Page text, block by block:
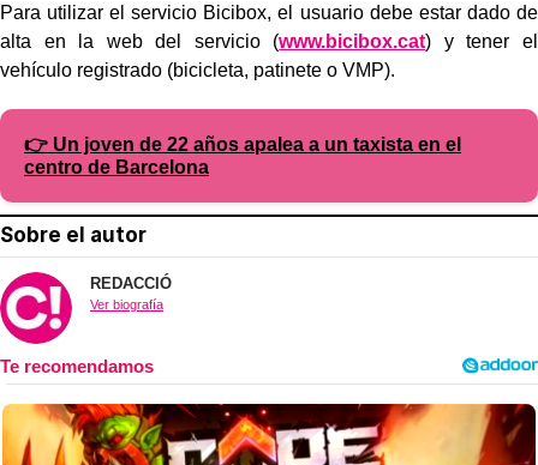
Para utilizar el servicio Bicibox, el usuario debe estar dado de
alta en la web del servicio (www.bicibox.cat) y tener el
vehículo registrado (bicicleta, patinete o VMP).
👉 Un joven de 22 años apalea a un taxista en el
centro de Barcelona
Sobre el autor
REDACCIÓ
Ver biografía